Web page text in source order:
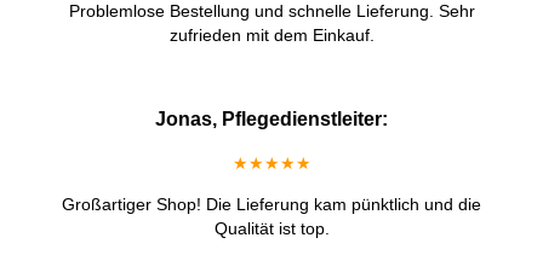
Problemlose Bestellung und schnelle Lieferung. Sehr
zufrieden mit dem Einkauf.
Jonas, Pflegedienstleiter:
★★★★★
Großartiger Shop! Die Lieferung kam pünktlich und die
Qualität ist top.